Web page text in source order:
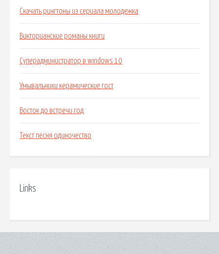
Скачать рингтоны из сериала молодежка
Викторианские романы книги
Суперадминистратор в windows 10
Умывальники керамические гост
Восток до встречи год
Текст песня одиночество
Links